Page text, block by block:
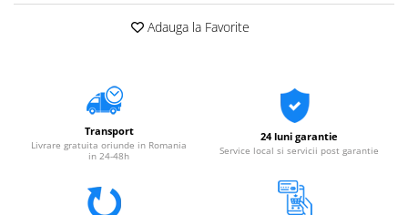
Adauga la Favorite
Transport
Livrare gratuita oriunde in Romania
in 24-48h
24 luni garantie
Service local si servicii post garantie